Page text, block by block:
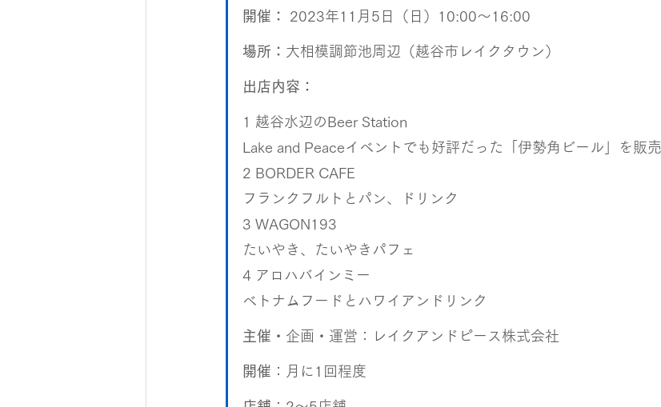
開催： 2023年11月5日（日）10:00～16:00
場所： 大相模調節池周辺（越谷市レイクタウン）
出店内容：
1 越谷水辺のBeer Station
Lake and Peaceイベントでも好評だった「伊勢角ビール」を販売
2 BORDER CAFE
フランクフルトとパン、ドリンク
3 WAGON193
たいやき、たいやきパフェ
4 アロハバインミー
ベトナムフードとハワイアンドリンク
主催 ・企画・運営：レイクアンドピース株式会社
開催 ：月に1回程度